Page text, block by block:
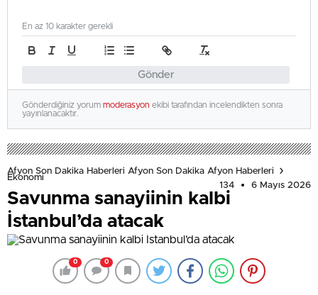
Gönder
En az 10 karakter gerekli
Gönderdiğiniz yorum moderasyon ekibi tarafından incelendikten sonra
yayınlanacaktır.
Afyon Son Dakika Haberleri Afyon Son Dakika Afyon Haberleri
Ekonomi
134
6 Mayıs 2026
Savunma sanayiinin kalbi
İstanbul’da atacak
0 0